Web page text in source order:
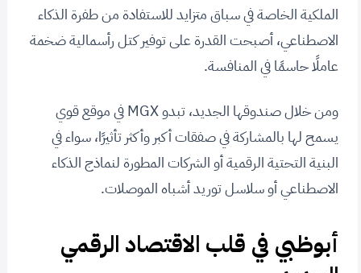
الملكية الخاصة في سباق متزايد للاستفادة من طفرة الذكاء
الاصطناعي، أصبحت القدرة على توفير كتل رأسمالية ضخمة
عاملًا حاسمًا في المنافسة.
ومن خلال صندوقها الجديد، تبدو MGX في موقع قوي
يسمح لها بالمشاركة في صفقات أكبر وأكثر تأثيرًا، سواء في
البنية التحتية الرقمية أو الشركات المطورة لنماذج الذكاء
الاصطناعي أو سلاسل توريد أشباه الموصلات.
أبوظبي في قلب الاقتصاد الرقمي